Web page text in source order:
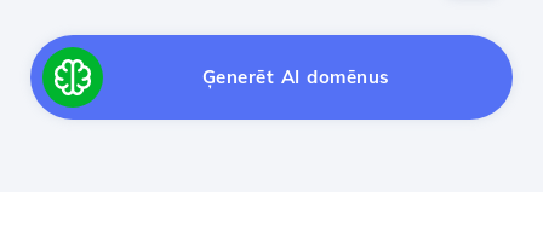
Ģenerēt AI domēnus